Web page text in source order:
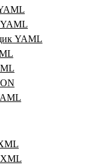
YAML
YAML
XML